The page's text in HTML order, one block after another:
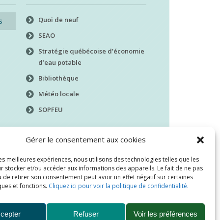
Gérer le consentement aux cookies
meilleures expériences, nous utilisons des technologies telles que les
stocker et/ou accéder aux informations des appareils. Le fait de ne pas
de retirer son consentement peut avoir un effet négatif sur certaines
et fonctions. Cliquez ici pour voir la politique de confidentialité.
Refuser Voir les préférences
Quoi de neuf
SEAO
Stratégie québécoise d’économie
d’eau potable
Bibliothèque
Météo locale
SOPFEU